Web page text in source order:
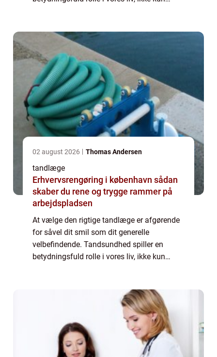
kan for...
02 august 2026 Thomas Andersen
tandlæge
Erhvervsrengøring i københavn sådan
skaber du rene og trygge rammer på
arbejdspladsen
At vælge den rigtige tandlæge er afgørende
for såvel dit smil som dit generelle
velbefindende. Tandsundhed spiller en
betydningsfuld rolle i vores liv, ikke kun